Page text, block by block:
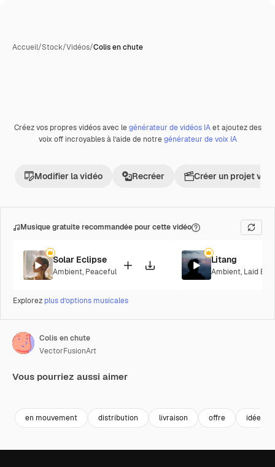
Accueil/Stock/Vidéos/Colis en chute
PremiumGénérée par l’IA
Créez vos propres vidéos avec legénérateur de vidéos IAet ajoutez des
voix off incroyables à l’aide de notregénérateur de voix IA
Modifier la vidéo Recréer Créer un projet
Musique gratuite recommandée pour cette vidéo
Solar Eclipse
Ambient, Peaceful
Litang
Ambient, Laid
Explorez plus d’options musicales
Colis en chute
VectorFusionArt
Vous pourriez aussi aimer
en mouvement distribution livraison offre idée